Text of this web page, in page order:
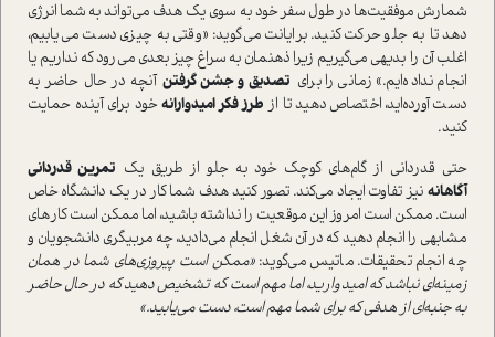
شمارش موفقیت‌ها در طول سفر خود به سوی یک هدف می‌تواند به شما انرژی
دهد تا به جلو حرکت کنید. برایانت می‌گوید: «وقتی به چیزی دست می‌یابیم،
اغلب آن را بدیهی می‌گیریم زیرا ذهنمان به سراغ چیز بعدی می‌رود که نداریم یا
انجام نداده‌ایم.» زمانی را برای تصدیق و جشن گرفتن آنچه در حال حاضر به
دست آورده‌اید، اختصاص دهید تا از طرز فکر امیدوارانهخود برای آینده حمایت
کنید.
حتی قدردانی از گام‌های کوچک خود به جلو از طریق یک تمرین قدردانی
آگاهانه نیز تفاوت ایجاد می‌کند. تصور کنید هدف شما کار در یک دانشگاه خاص
است. ممکن است امروز این موقعیت را نداشته باشید، اما ممکن است کارهای
مشابهی را انجام دهید که در آن شغل انجام می‌دادید، چه مربیگری دانشجویان و
چه انجام تحقیقات. ماتیس می‌گوید:«ممکن است پیروزی‌های شما در همان
زمینه‌ای نباشد که امیدوارید، اما مهم است که تشخیص دهید که در حال حاضر
به جنبه‌ای از هدفی که برای شما مهم است، دست می‌یابید.»